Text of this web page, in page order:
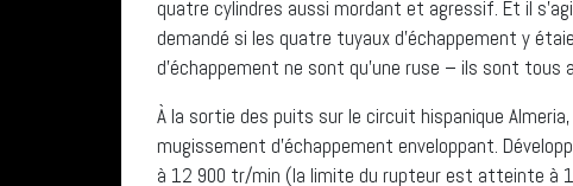
quatre cylindres aussi mordant et agressif. Et il
demandé si les quatre tuyaux d’échappement y
d’échappement ne sont qu’une ruse – ils sont
À la sortie des puits sur le circuit hispanique
mugissement d’échappement enveloppant.
à 12 900 tr/min (la limite du rupteur est atteinte à